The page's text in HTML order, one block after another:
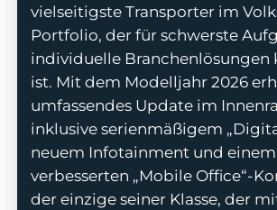
vielseitigste Transporter im
Portfolio, der für schwerste
individuelle Branchenlösungen
ist. Mit dem Modelljahr 2026
umfassendes Update im
inklusive serienmäßigem
neuem Infotainment und einem
verbesserten „Mobile Office“-
der einzige seiner Klasse, der